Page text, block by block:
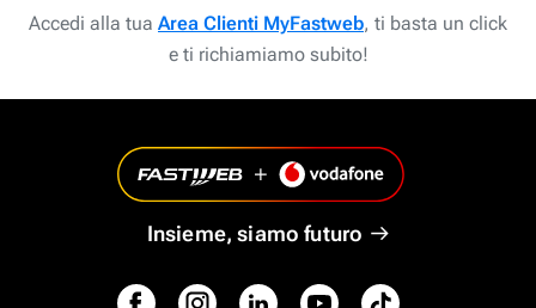
Accedi alla tua Area Clienti MyFastweb, ti basta un click
e ti richiamiamo subito!
Insieme, siamo futuro